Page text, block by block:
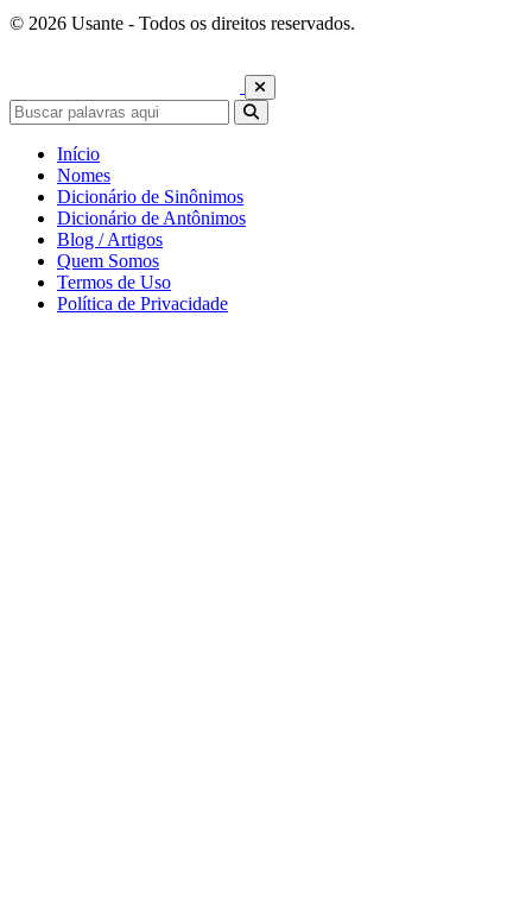
© 2026 Usante - Todos os direitos reservados.
Início
Nomes
Dicionário de Sinônimos
Dicionário de Antônimos
Blog / Artigos
Quem Somos
Termos de Uso
Política de Privacidade